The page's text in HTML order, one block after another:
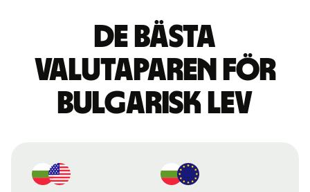
De bästa
valutaparen för
bulgarisk lev